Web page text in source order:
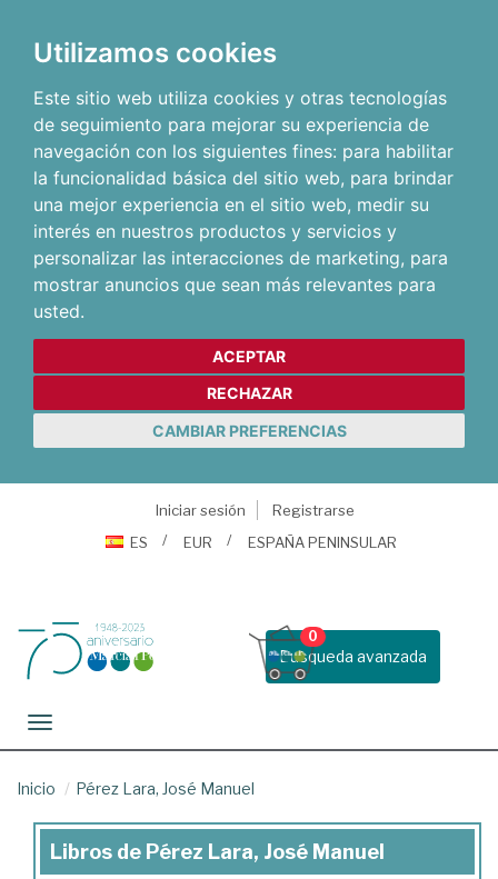
Utilizamos cookies
Este sitio web utiliza cookies y otras tecnologías
de seguimiento para mejorar su experiencia de
navegación con los siguientes fines: para habilitar
la funcionalidad básica del sitio web, para brindar
una mejor experiencia en el sitio web, medir su
interés en nuestros productos y servicios y
personalizar las interacciones de marketing, para
mostrar anuncios que sean más relevantes para
usted.
ACEPTAR
RECHAZAR
CAMBIAR PREFERENCIAS
Iniciar sesión
Registrarse
ES
EUR ESPAÑA PENINSULAR
Busqueda avanzada
0
Toggle navigation
Inicio Pérez Lara, José Manuel
Libros
Libros de Pérez Lara, José Manuel